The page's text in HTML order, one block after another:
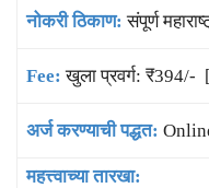
नोकरी ठिकाण:संपूर्ण
Fee: खुला प्रवर्ग: ₹394/-
अर्ज करण्याची पद्धत:
महत्त्वाच्या तारखा: